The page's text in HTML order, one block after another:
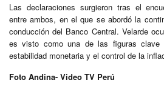
Las declaraciones surgieron tras el
entre ambos, en el que se abordó la
conducción del Banco Central. Velarde
es visto como una de las figuras clave
estabilidad monetaria y el control de la
Foto Andina- Video TV Perú